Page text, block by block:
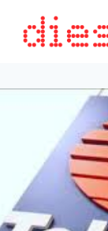
contenido